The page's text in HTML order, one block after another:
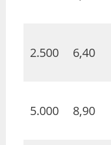
2.500 6,40
5.000 8,90